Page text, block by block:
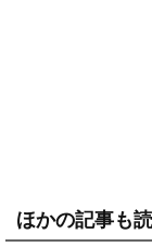
ほかの記事も